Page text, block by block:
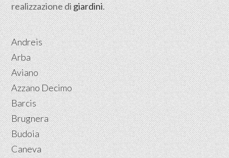
realizzazione digiardini.
Andreis
Arba
Aviano
Azzano Decimo
Barcis
Brugnera
Budoia
Caneva